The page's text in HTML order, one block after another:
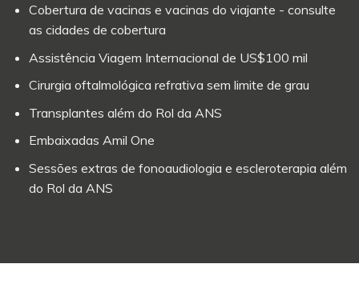
Cobertura de vacinas e vacinas do viajante - consulte
as cidades de cobertura
Assistência Viagem Internacional de US$100 mil
Cirurgia oftalmológica refrativa sem limite de grau
Transplantes além do Rol da ANS
Embaixadas Amil One
Sessões extras de fonoaudiologia e escleroterapia além
do Rol da ANS